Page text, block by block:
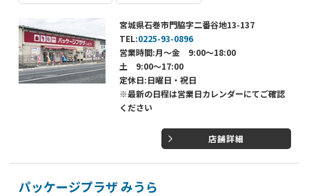
宮城県石巻市門脇字二番谷地13-137
TEL:0225-93-0896
営業時間:月～金 9:00～18:00
土 9:00～17:00
定休日:日曜日・祝日
※最新の日程は営業日カレンダーにてご確認
ください
店舗詳細
パッケージプラザ みうら